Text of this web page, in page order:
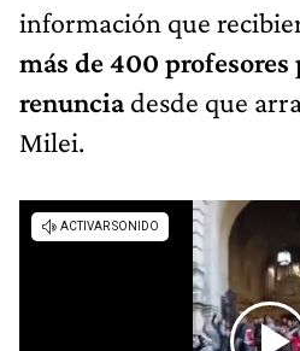
información que
más de 400 profesores
renunciadesde que
Milei.